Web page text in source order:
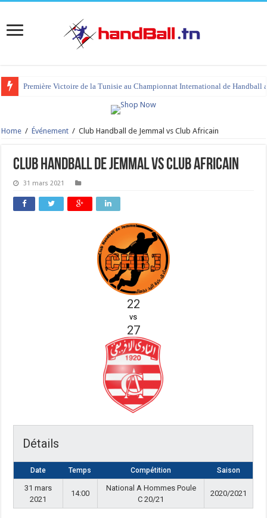
Première Victoire de la Tunisie au Championnat International de Handball
Home / Événement / Club Handball de Jemmal vs Club Africain
Club Handball de Jemmal vs Club Africain
31 mars 2021
22
vs
27
Détails
Date Temps Compétition Saison
31 mars
2021
14:00
National A Hommes Poule
C 20/21
2020/2021